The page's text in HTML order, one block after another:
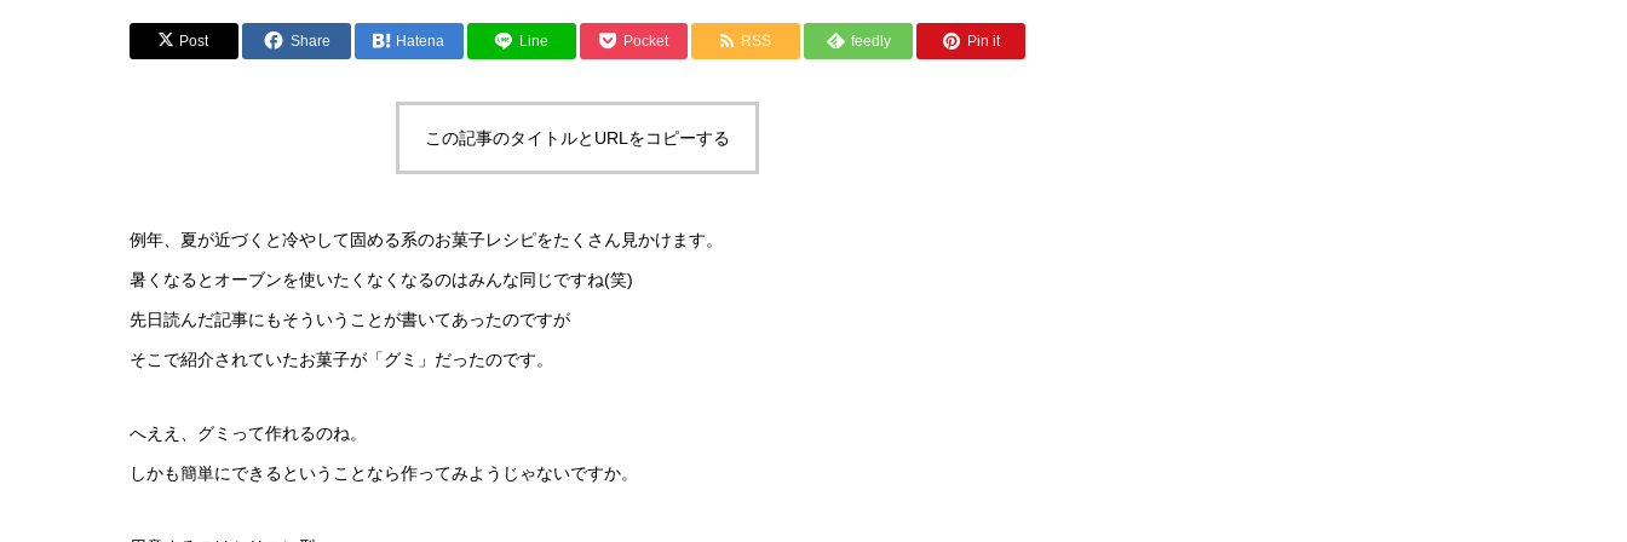
Post Share Hatena Line Pocket RSS feedly Pin it
この記事のタイトルとURLをコピーする
例年、夏が近づくと冷やして固める系のお菓子レシピをたくさん見かけます。
暑くなるとオーブンを使いたくなくなるのはみんな同じですね(笑)
先日読んだ記事にもそういうことが書いてあったのですが
そこで紹介されていたお菓子が「グミ」だったのです。
へええ、グミって作れるのね。
しかも簡単にできるということなら作ってみようじゃないですか。